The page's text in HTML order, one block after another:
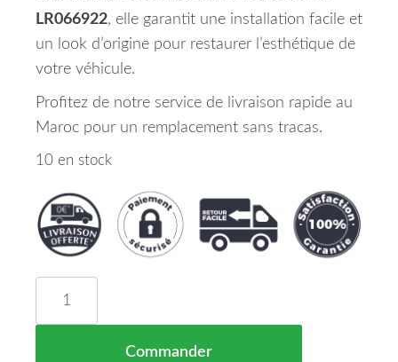
LR066922, elle garantit une installation facile et
un look d’origine pour restaurer l’esthétique de
votre véhicule.
Profitez de notre service de livraison rapide au
Maroc pour un remplacement sans tracas.
10 en stock
Commander